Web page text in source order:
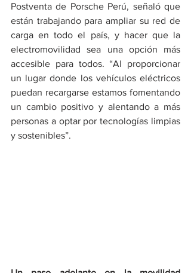
Postventa de Porsche Perú, señaló que
están trabajando para ampliar su red de
carga en todo el país, y hacer que la
electromovilidad sea una opción más
accesible para todos. “Al proporcionar
un lugar donde los vehículos eléctricos
puedan recargarse estamos fomentando
un cambio positivo y alentando a más
personas a optar por tecnologías limpias
y sostenibles”.